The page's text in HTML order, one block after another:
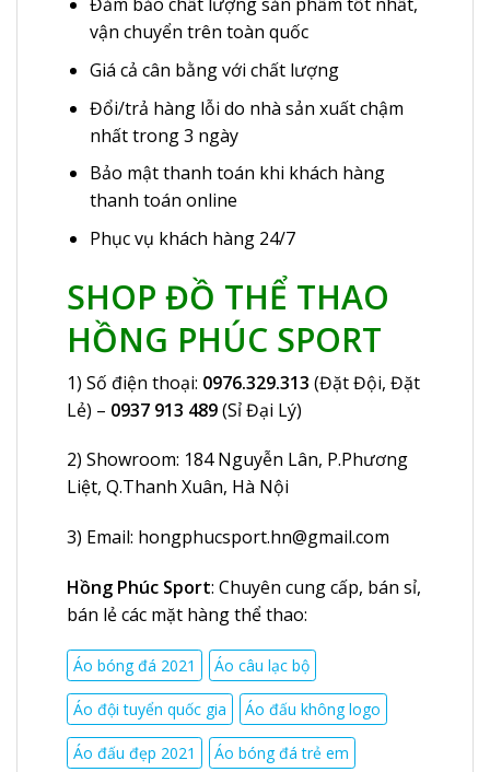
Đảm bảo chất lượng sản phẩm tốt nhất,
vận chuyển trên toàn quốc
Giá cả cân bằng với chất lượng
Đổi/trả hàng lỗi do nhà sản xuất chậm
nhất trong 3 ngày
Bảo mật thanh toán khi khách hàng
thanh toán online
Phục vụ khách hàng 24/7
SHOP ĐỒ THỂ THAO
HỒNG PHÚC SPORT
1) Số điện thoại: 0976.329.313 (Đặt Đội, Đặt
Lẻ) – 0937 913 489(Sỉ Đại Lý)
2) Showroom: 184 Nguyễn Lân, P.Phương
Liệt, Q.Thanh Xuân, Hà Nội
3) Email: hongphucsport.hn@gmail.com
Hồng Phúc Sport: Chuyên cung cấp, bán sỉ,
bán lẻ các mặt hàng thể thao:
Áo bóng đá 2021 Áo câu lạc bộ
Áo đội tuyển quốc gia Áo đấu không logo
Áo đấu đẹp 2021 Áo bóng đá trẻ em